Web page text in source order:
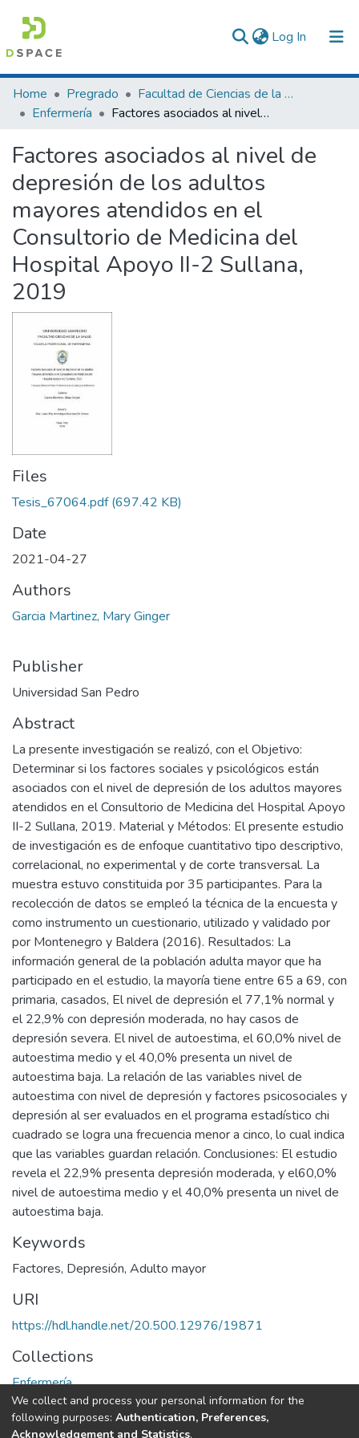
Log In (current)
Communities & Collections
All of DSpace
Statistics
Home Pregrado
Facultad de Ciencias de la Salud
Enfermería
Factores asociados al nivel de depresión de los adultos mayores atendidos en el Consultorio de Medicina del Hospital Apoyo II-2 Sullana, 2019
Factores asociados al nivel de
depresión de los adultos
mayores atendidos en el
Consultorio de Medicina del
Hospital Apoyo II-2 Sullana,
2019
Files
Tesis_67064.pdf(697.42 KB)
Date
2021-04-27
Authors
Garcia Martinez, Mary Ginger
Publisher
Universidad San Pedro
Abstract
La presente investigación se realizó, con el Objetivo:
Determinar si los factores sociales y psicológicos están
asociados con el nivel de depresión de los adultos mayores
atendidos en el Consultorio de Medicina del Hospital Apoyo
II-2 Sullana, 2019. Material y Métodos: El presente estudio
de investigación es de enfoque cuantitativo tipo descriptivo,
correlacional, no experimental y de corte transversal. La
muestra estuvo constituida por 35 participantes. Para la
recolección de datos se empleó la técnica de la encuesta y
como instrumento un cuestionario, utilizado y validado por
por Montenegro y Baldera (2016). Resultados: La
información general de la población adulta mayor que ha
participado en el estudio, la mayoría tiene entre 65 a 69, con
primaria, casados, El nivel de depresión el 77,1% normal y
el 22,9% con depresión moderada, no hay casos de
depresión severa. El nivel de autoestima, el 60,0% nivel de
autoestima medio y el 40,0% presenta un nivel de
autoestima baja. La relación de las variables nivel de
autoestima con nivel de depresión y factores psicosociales y
depresión al ser evaluados en el programa estadístico chi
cuadrado se logra una frecuencia menor a cinco, lo cual indica
que las variables guardan relación. Conclusiones: El estudio
revela el 22,9% presenta depresión moderada, y el60,0%
nivel de autoestima medio y el 40,0% presenta un nivel de
autoestima baja.
Keywords
Factores, Depresión, Adulto mayor
URI
https://hdl.handle.net/20.500.12976/19871
Collections
Enfermería
Full item page
We collect and process your personal information for the
following purposes: Authentication, Preferences,
Acknowledgement and Statistics.